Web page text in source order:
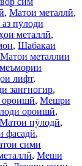
, Матои металлӣ,
пӯлоди
металлӣ,
, Шабакаи
Матои металлии
лифт,
зангногир,
ороишӣ, Мешри
ороишӣ,
Матои пӯлодӣ,
фасадй,
сими
, Меши